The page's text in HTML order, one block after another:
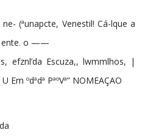
(ªunapcte, Venestil! Cá-lque a
ente. o ——
efznl’da Escuza,, lwmmlhos, |
Em ºdªdª PªºVª” NOMEAÇAO